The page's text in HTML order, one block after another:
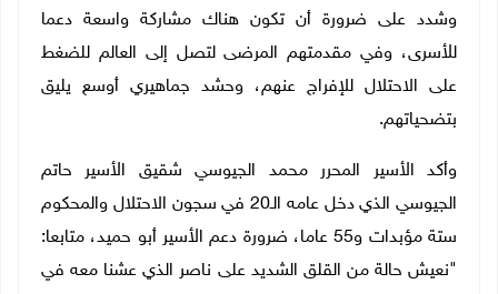
وشدد على ضرورة أن تكون هناك مشاركة واسعة دعما
للأسرى، وفي مقدمتهم المرضى لتصل إلى العالم للضغط
على الاحتلال للإفراج عنهم، وحشد جماهيري أوسع يليق
بتضحياتهم.
وأكد الأسير المحرر محمد الجيوسي شقيق الأسير حاتم
الجيوسي الذي دخل عامه الـ20 في سجون الاحتلال والمحكوم
ستة مؤبدات و55 عاما، ضرورة دعم الأسير أبو حميد، متابعا:
"نعيش حالة من القلق الشديد على ناصر الذي عشنا معه في